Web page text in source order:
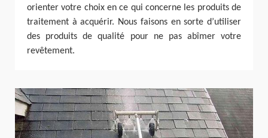
orienter votre choix en ce qui concerne les produits de
traitement à acquérir. Nous faisons en sorte d’utiliser
des produits de qualité pour ne pas abîmer votre
revêtement.